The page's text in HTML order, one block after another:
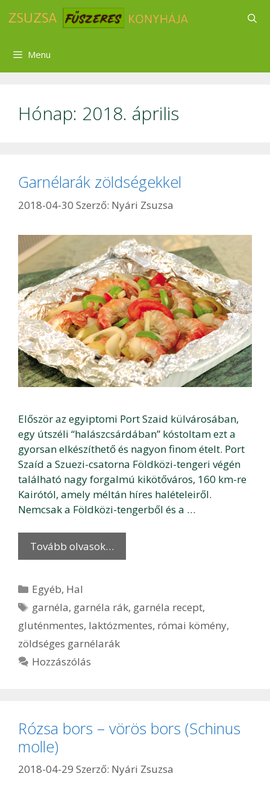
Menu
Hónap: 2018. április
Garnélarák zöldségekkel
2018-04-30 Szerző: Nyári Zsuzsa
Először az egyiptomi Port Szaid külvárosában,
egy útszéli “halászcsárdában” kóstoltam ezt a
gyorsan elkészíthető és nagyon finom ételt. Port
Szaíd a Szuezi-csatorna Földközi-tengeri végén
található nagy forgalmú kikötőváros, 160 km-re
Kairótól, amely méltán híres halételeiről.
Nemcsak a Földközi-tengerből és a …
Tovább olvasok…
Kategória
Egyéb, Hal
Címkék
garnéla, garnéla rák, garnéla recept,
gluténmentes, laktózmentes, római kömény,
zöldséges garnélarák
Hozzászólás
Rózsa bors – vörös bors (Schinus
molle)
2018-04-29 Szerző: Nyári Zsuzsa